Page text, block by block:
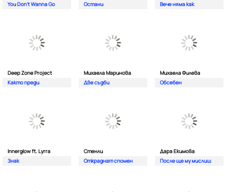
You Don't Wanna Go
Остани
Вече няма как
Deep Zone Project
Както преди
Михаела Маринова
Две съдби
Михаела Филева
Обсебен
Innerglow ft. Lyrra
Знак
Стенли
Откраднат спомен
Дара Екимова
После ще му мислиш